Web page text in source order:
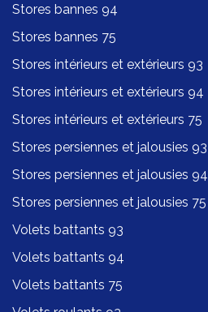
Stores bannes 94
Stores bannes 75
Stores intérieurs et extérieurs 93
Stores intérieurs et extérieurs 94
Stores intérieurs et extérieurs 75
Stores persiennes et jalousies 93
Stores persiennes et jalousies 94
Stores persiennes et jalousies 75
Volets battants 93
Volets battants 94
Volets battants 75